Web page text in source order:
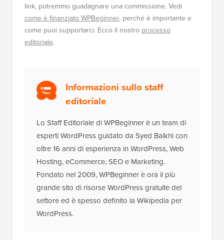
link, potremmo guadagnare una commissione. Vedi
come è finanziato WPBeginner, perché è importante e
come puoi supportarci. Ecco il nostro processo
editoriale.
Informazioni sullo staff
editoriale
Lo Staff Editoriale di WPBeginner è un team di
esperti WordPress guidato da Syed Balkhi con
oltre 16 anni di esperienza in WordPress, Web
Hosting, eCommerce, SEO e Marketing.
Fondato nel 2009, WPBeginner è ora il più
grande sito di risorse WordPress gratuite del
settore ed è spesso definito la Wikipedia per
WordPress.